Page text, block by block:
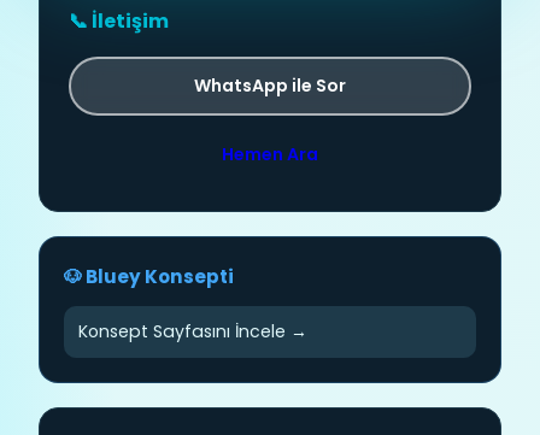
📞 İletişim
WhatsApp ile Sor
Hemen Ara
🐶 Bluey Konsepti
Konsept Sayfasını İncele →